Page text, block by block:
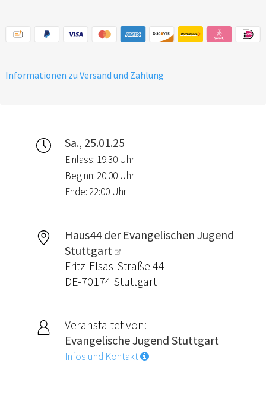
Informationen zu Versand und Zahlung
Sa., 25.01.25
Einlass: 19:30 Uhr
Beginn: 20:00 Uhr
Ende: 22:00 Uhr
Haus44 der Evangelischen Jugend
Stuttgart
Fritz-Elsas-Straße 44
DE-70174 Stuttgart
Veranstaltet von:
Evangelische Jugend Stuttgart
Infos und Kontakt